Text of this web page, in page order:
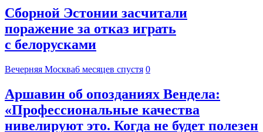
Сборной Эстонии засчитали
поражение за отказ играть
с белорусками
Вечерняя Москва6 месяцев спустя 0
Аршавин об опозданиях Вендела:
«Профессиональные качества
нивелируют это. Когда не будет полезен